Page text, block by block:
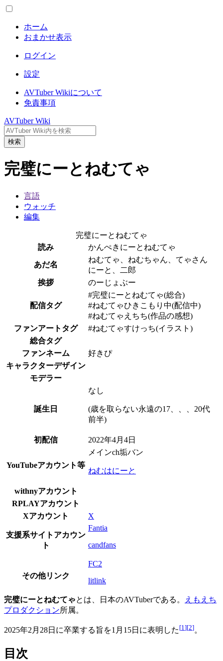
ホーム
おまかせ表示
ログイン
設定
AVTuber Wikiについて
免責事項
AVTuber Wiki
検索
完璧にーとねむてゃ
言語
ウォッチ
編集
完璧にーとねむてゃ
読み
かんぺきにーとねむてゃ
あだ名
ねむてゃ、ねむちゃん、てゃさん
にーと、二郎
挨拶
のーじょぶー
配信タグ
#完璧にーとねむてゃ(総合)
#ねむてゃひきこもり中(配信中)
#ねむてゃえちち(作品の感想)
ファンアートタグ
#ねむてゃすけっち(イラスト)
総合タグ
ファンネーム
好きぴ
キャラクターデザイン
モデラー
誕生日
なし
(歳を取らない永遠の17、、、20代
前半)
初配信 2022年4月4日
YouTubeアカウント等
メインch垢バン
ねむはにーと
withnyアカウント
RPLAYアカウント
Xアカウント
X
支援系サイトアカウン
ト
Fantia
candfans
その他リンク
FC2
litlink
完璧にーとねむてゃとは、日本のAVTuberである。
えもえち
プロダクション所属。
2025年2月28日に卒業する旨を1月15日に表明した [1 ][2]。
目次